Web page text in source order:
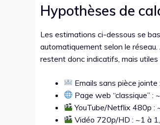
Hypothèses de
Les estimations ci-dessous se
automatiquement selon le
restent donc indicatifs, mais
Emails sans pièce
Page web “classique” :
YouTube/Netflix 480p :
Vidéo 720p/HD : ~1 à